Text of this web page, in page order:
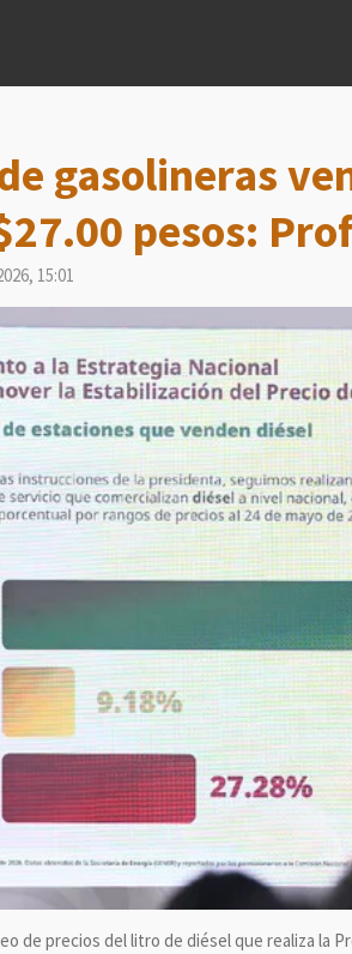
gasolineras
pesos:
15:01
de precios del litro de diésel que realiza la